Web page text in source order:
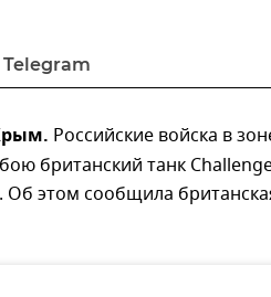
Telegram
Российские войска в
британский танк
Об этом сообщила